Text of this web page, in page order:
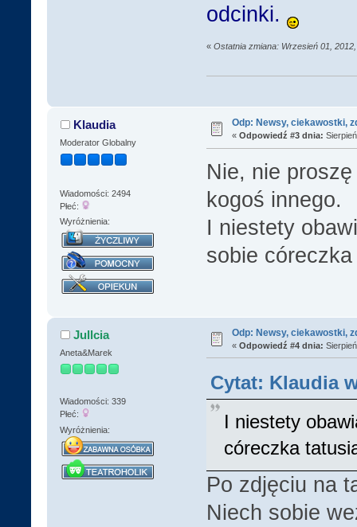
odcinki.
« Ostatnia zmiana: Wrzesień 01,
Klaudia
Moderator Globalny
Wiadomości: 2494
Płeć:
Wyróżnienia:
Odp: Newsy, ciekawostki,
«Odpowiedź #3 dnia:
Nie, nie
kogoś innego.
I niestety
sobie
Jullcia
Aneta&Marek
Wiadomości: 339
Płeć:
Wyróżnienia:
Odp: Newsy, ciekawostki,
«Odpowiedź #4 dnia:
Cytat: Klaudia
I niestety
córeczka
Po zdjęciu na
Niech sobie